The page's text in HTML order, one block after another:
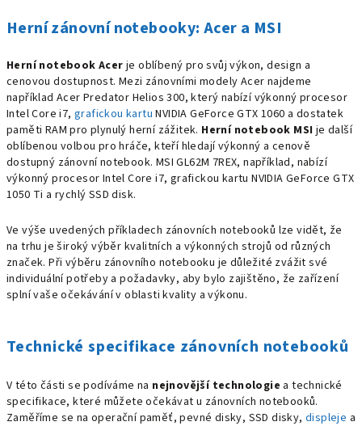
Herní zánovní notebooky: Acer a MSI
Herní notebook Acer je oblíbený pro svůj výkon, design a
cenovou dostupnost. Mezi zánovními modely Acer najdeme
například Acer Predator Helios 300, který nabízí výkonný procesor
Intel Core i7,grafickou kartu NVIDIA GeForce GTX 1060 a dostatek
paměti RAM pro plynulý herní zážitek. Herní notebook MSI je další
oblíbenou volbou pro hráče, kteří hledají výkonný a cenově
dostupný zánovní notebook. MSI GL62M 7REX, například, nabízí
výkonný procesor Intel Core i7, grafickou kartu NVIDIA GeForce GTX
1050 Ti a rychlý SSD disk.
Ve výše uvedených příkladech zánovních notebooků lze vidět, že
na trhu je široký výběr kvalitních a výkonných strojů od různých
značek. Při výběru zánovního notebooku je důležité zvážit své
individuální potřeby a požadavky, aby bylo zajištěno, že zařízení
splní vaše očekávání v oblasti kvality a výkonu.
Technické specifikace zánovních notebooků
V této části se podíváme na nejnovější technologie a technické
specifikace, které můžete očekávat u zánovních notebooků.
Zaměříme se na operační paměť, pevné disky, SSD disky, displeje a